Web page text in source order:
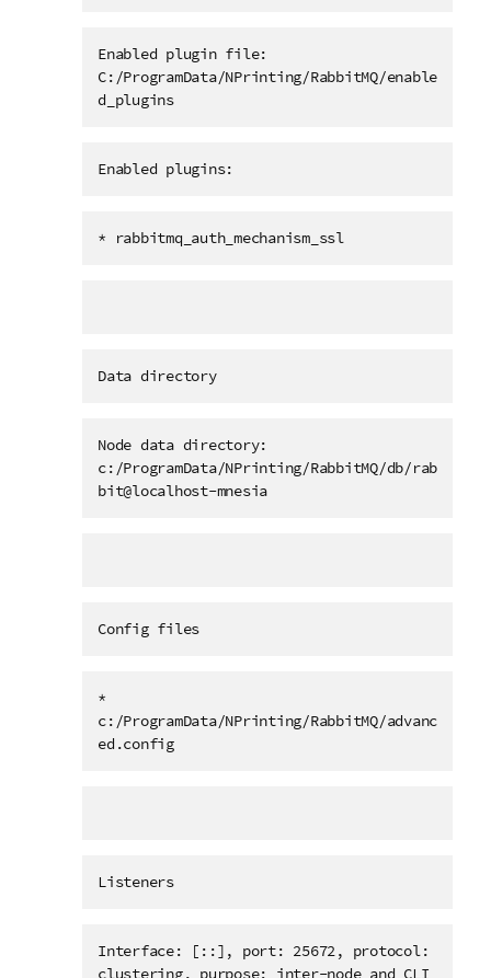
Enabled plugin file:
C:/ProgramData/NPrinting/RabbitMQ/enable
d_plugins
Enabled plugins:
* rabbitmq_auth_mechanism_ssl
Data directory
Node data directory:
c:/ProgramData/NPrinting/RabbitMQ/db/rab
bit@localhost-mnesia
Config files
*
c:/ProgramData/NPrinting/RabbitMQ/advanc
ed.config
Listeners
Interface: [::], port: 25672, protocol:
clustering, purpose: inter-node and CLI